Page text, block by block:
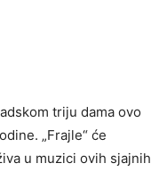
triju dama ovo
„Frajle“ će
u muzici ovih sjajnih